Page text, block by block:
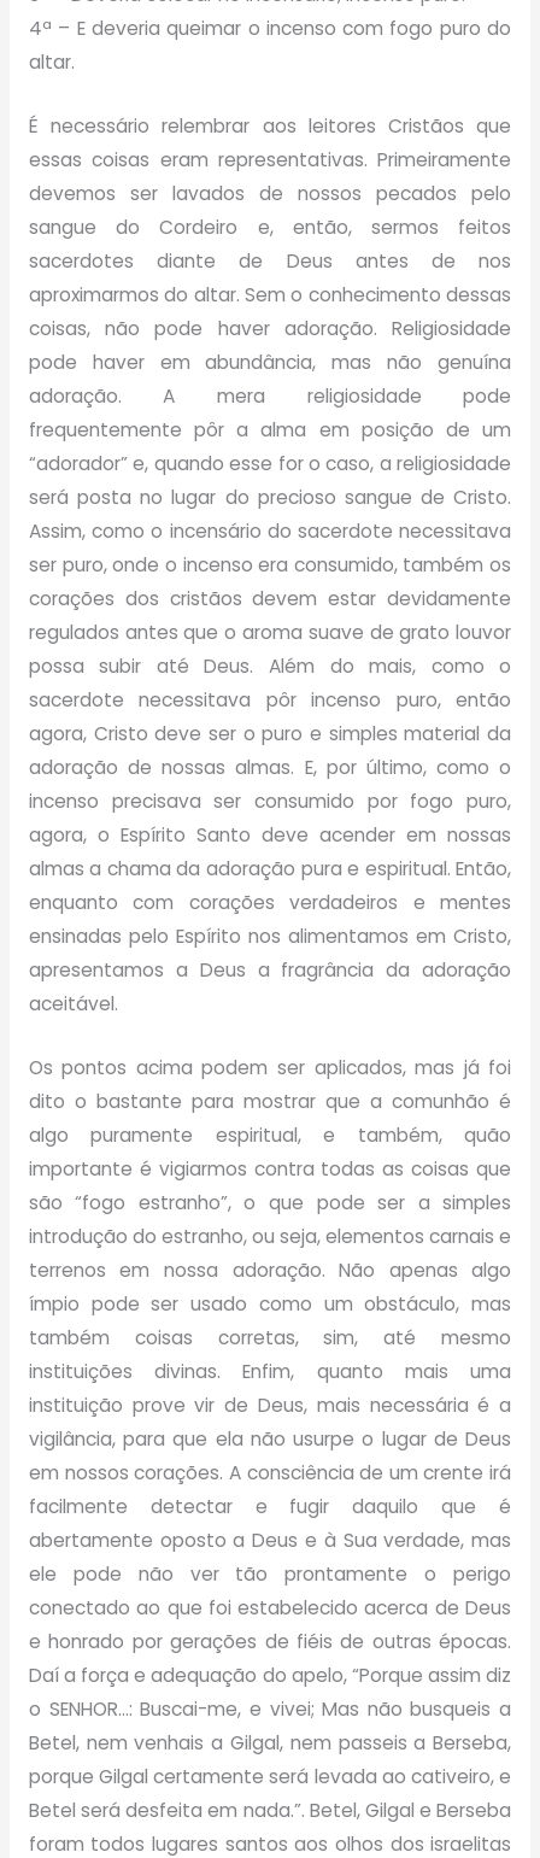
4ª – E deveria queimar o incenso com fogo puro do
altar.
É necessário relembrar aos leitores Cristãos que
essas coisas eram representativas. Primeiramente
devemos ser lavados de nossos pecados pelo
sangue do Cordeiro e, então, sermos feitos
sacerdotes diante de Deus antes de nos
aproximarmos do altar. Sem o conhecimento dessas
coisas, não pode haver adoração. Religiosidade
pode haver em abundância, mas não genuína
adoração. A mera religiosidade pode
frequentemente pôr a alma em posição de um
“adorador” e, quando esse for o caso, a religiosidade
será posta no lugar do precioso sangue de Cristo.
Assim, como o incensário do sacerdote necessitava
ser puro, onde o incenso era consumido, também os
corações dos cristãos devem estar devidamente
regulados antes que o aroma suave de grato louvor
possa subir até Deus. Além do mais, como o
sacerdote necessitava pôr incenso puro, então
agora, Cristo deve ser o puro e simples material da
adoração de nossas almas. E, por último, como o
incenso precisava ser consumido por fogo puro,
agora, o Espírito Santo deve acender em nossas
almas a chama da adoração pura e espiritual. Então,
enquanto com corações verdadeiros e mentes
ensinadas pelo Espírito nos alimentamos em Cristo,
apresentamos a Deus a fragrância da adoração
aceitável.
Os pontos acima podem ser aplicados, mas já foi
dito o bastante para mostrar que a comunhão é
algo puramente espiritual, e também, quão
importante é vigiarmos contra todas as coisas que
são “fogo estranho”, o que pode ser a simples
introdução do estranho, ou seja, elementos carnais e
terrenos em nossa adoração. Não apenas algo
ímpio pode ser usado como um obstáculo, mas
também coisas corretas, sim, até mesmo
instituições divinas. Enfim, quanto mais uma
instituição prove vir de Deus, mais necessária é a
vigilância, para que ela não usurpe o lugar de Deus
em nossos corações. A consciência de um crente irá
facilmente detectar e fugir daquilo que é
abertamente oposto a Deus e à Sua verdade, mas
ele pode não ver tão prontamente o perigo
conectado ao que foi estabelecido acerca de Deus
e honrado por gerações de fiéis de outras épocas.
Daí a força e adequação do apelo, “Porque assim diz
o SENHOR…: Buscai-me, e vivei; Mas não busqueis a
Betel, nem venhais a Gilgal, nem passeis a Berseba,
porque Gilgal certamente será levada ao cativeiro, e
Betel será desfeita em nada.”. Betel, Gilgal e Berseba
foram todos lugares santos aos olhos dos israelitas